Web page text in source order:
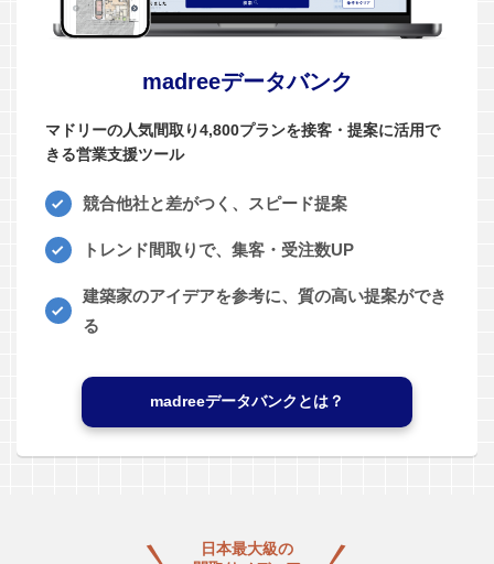
madreeデータバンク
マドリーの人気間取り4,800プランを接客・提案に活用で
きる営業支援ツール
競合他社と差がつく、スピード提案
トレンド間取りで、集客・受注数UP
建築家のアイデアを参考に、質の高い提案ができ
る
madreeデータバンクとは？
日本最大級の